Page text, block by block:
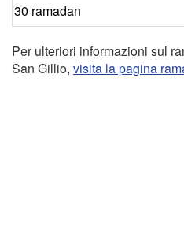
30 ramadan
Per ulteriori informazioni sul
San Gillio, visita la pagina